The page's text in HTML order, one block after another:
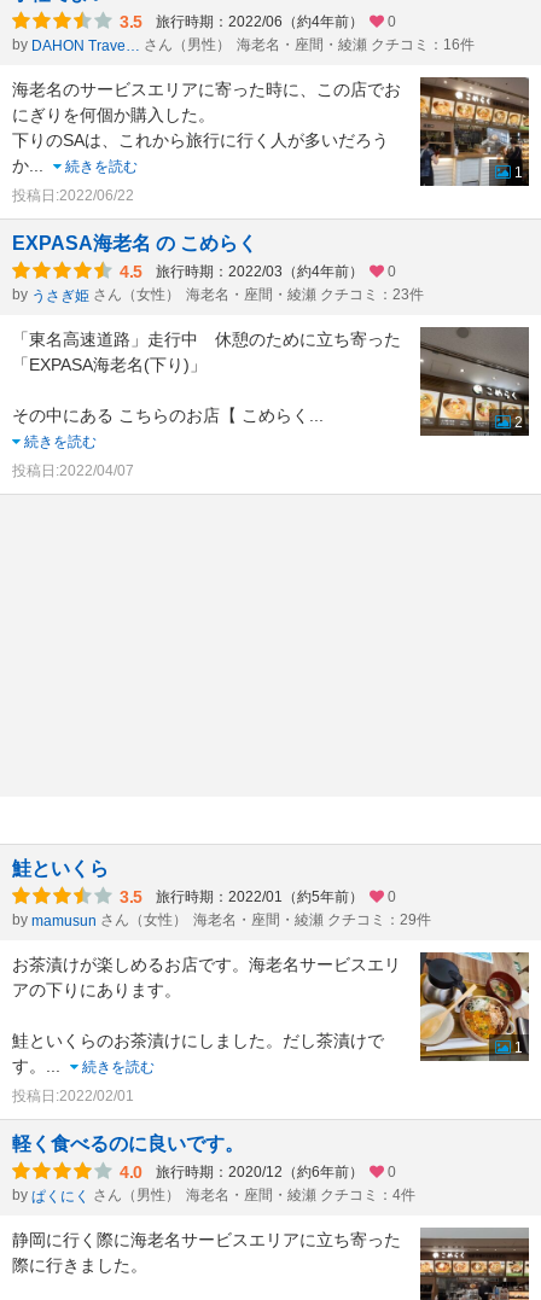
3.5 旅行時期：2022/06（約4年前）
0
by
DAHON Traveler さん（男性） 海老名・座間・綾瀬 クチコミ：16件
海老名のサービスエリアに寄った時に、この店でお
にぎりを何個か購入した。
下りのSAは、これから旅行に行く人が多いだろう
か...
続きを読む
投稿日:2022/06/22
1
EXPASA海老名 の こめらく
4.5 旅行時期：2022/03（約4年前）
0
by うさぎ姫 さん（女性） 海老名・座間・綾瀬 クチコミ：23件
「東名高速道路」走行中 休憩のために立ち寄った
「EXPASA海老名(下り)」
その中にある こちらのお店【 こめらく ...
続きを読む
投稿日:2022/04/07
2
鮭といくら
3.5 旅行時期：2022/01（約5年前）
0
by mamusun さん（女性） 海老名・座間・綾瀬 クチコミ：29件
お茶漬けが楽しめるお店です。海老名サービスエリ
アの下りにあります。
鮭といくらのお茶漬けにしました。だし茶漬けで
す。 ...
続きを読む
投稿日:2022/02/01
1
軽く食べるのに良いです。
4.0 旅行時期：2020/12（約6年前）
0
by ぱくにく さん（男性） 海老名・座間・綾瀬 クチコミ：4件
静岡に行く際に海老名サービスエリアに立ち寄った
際に行きました。